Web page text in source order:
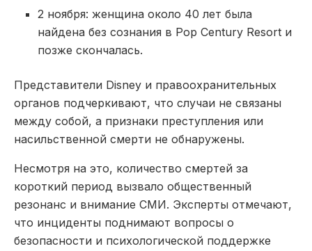
2 ноября: женщина около 40 лет была
найдена без сознания в Pop Century Resort и
позже скончалась.
Представители Disney и правоохранительных
органов подчеркивают, что случаи не связаны
между собой, а признаки преступления или
насильственной смерти не обнаружены.
Несмотря на это, количество смертей за
короткий период вызвало общественный
резонанс и внимание СМИ. Эксперты отмечают,
что инциденты поднимают вопросы о
безопасности и психологической поддержке